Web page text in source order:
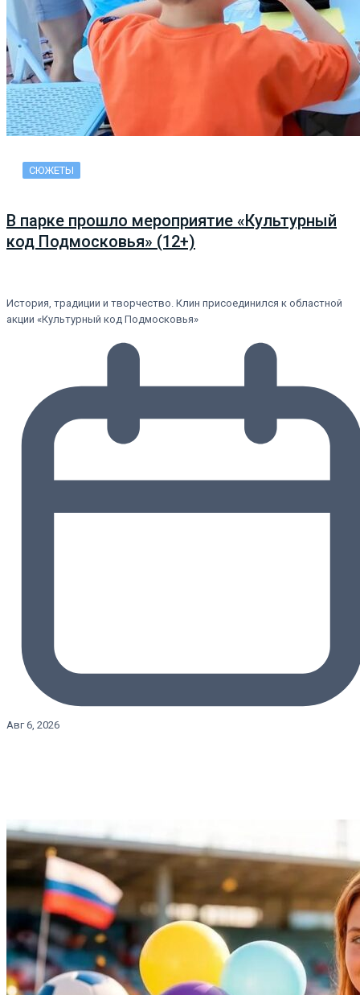
СЮЖЕТЫ
В парке прошло мероприятие «Культурный
код Подмосковья» (12+)
История, традиции и творчество. Клин присоединился к областной
акции «Культурный код Подмосковья»
Авг 6, 2026